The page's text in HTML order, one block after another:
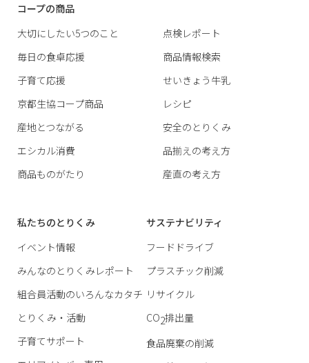
コープの商品
大切にしたい5つのこと
毎日の食卓応援
子育て応援
京都生協コープ商品
産地とつながる
エシカル消費
商品ものがたり
点検レポート
商品情報検索
せいきょう牛乳
レシピ
安全のとりくみ
品揃えの考え方
産直の考え方
私たちのとりくみ
イベント情報
みんなのとりくみレポート
組合員活動のいろんなカタチ
とりくみ・活動
子育てサポート
サステナビリティ
フードドライブ
プラスチック削減
リサイクル
CO2排出量
食品廃棄の削減